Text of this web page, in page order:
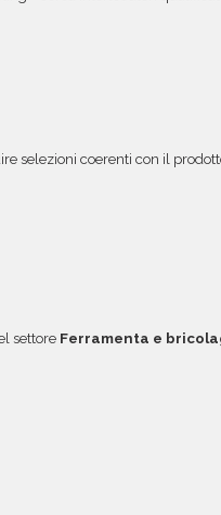
selezioni coerenti con il
settore Ferramenta e